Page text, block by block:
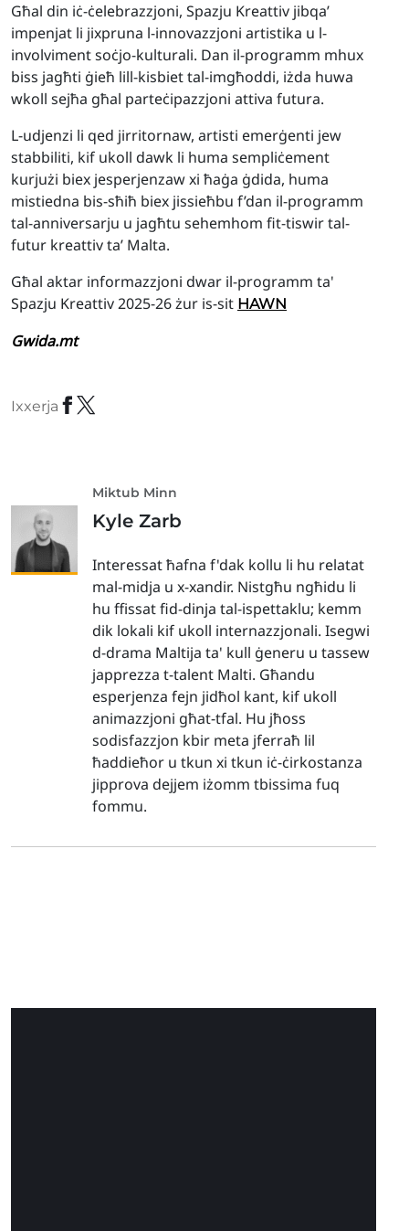
Għal din iċ-ċelebrazzjoni, Spazju Kreattiv jibqa’
impenjat li jixpruna l-innovazzjoni artistika u l-
involviment soċjo-kulturali. Dan il-programm mhux
biss jagħti ġieħ lill-kisbiet tal-imgħoddi, iżda huwa
wkoll sejħa għal parteċipazzjoni attiva futura.
L-udjenzi li qed jirritornaw, artisti emerġenti jew
stabbiliti, kif ukoll dawk li huma sempliċement
kurjużi biex jesperjenzaw xi ħaġa ġdida, huma
mistiedna bis-sħiħ biex jissieħbu f’dan il-programm
tal-anniversarju u jagħtu sehemhom fit-tiswir tal-
futur kreattiv ta’ Malta.
Għal aktar informazzjoni dwar il-programm ta'
Spazju Kreattiv 2025-26 żur is-sit HAWN
Gwida.mt
Ixxerja
Miktub Minn
Kyle Zarb
Interessat ħafna f'dak kollu li hu relatat
mal-midja u x-xandir. Nistgħu ngħidu li
hu ffissat fid-dinja tal-ispettaklu; kemm
dik lokali kif ukoll internazzjonali. Isegwi
d-drama Maltija ta' kull ġeneru u tassew
japprezza t-talent Malti. Għandu
esperjenza fejn jidħol kant, kif ukoll
animazzjoni għat-tfal. Hu jħoss
sodisfazzjon kbir meta jferraħ lil
ħaddieħor u tkun xi tkun iċ-ċirkostanza
jipprova dejjem iżomm tbissima fuq
fommu.